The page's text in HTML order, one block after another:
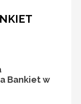
Bankiet w